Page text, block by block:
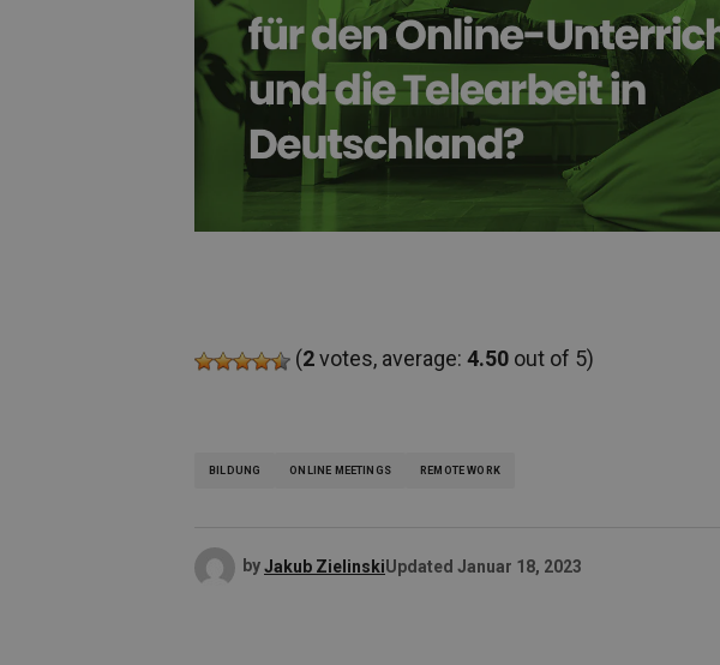
(2votes, average: 4.50 out of 5)
BILDUNG ONLINE MEETINGS REMOTE WORK
byJakub ZielinskiUpdated Januar 18, 2023